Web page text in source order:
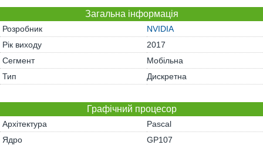
Загальна інформація
Розробник
NVIDIA
Рік виходу
2017
Сегмент
Мобільна
Тип
Дискретна
Графічний процесор
Архітектура
Pascal
Ядро
GP107